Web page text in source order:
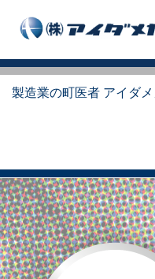
製造業の町医者 アイダ